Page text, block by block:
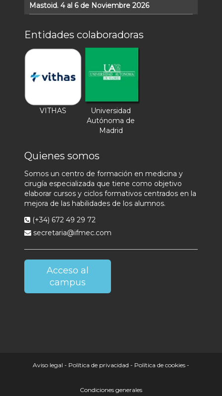
Mastoid. 4 al 6 de Noviembre 2026
Entidades colaboradoras
VITHAS
Universidad
Autónoma de
Madrid
Quienes somos
Somos un centro de formación en medicina y
cirugía especializada que tiene como objetivo
elaborar cursos y ciclos formativos centrados en la
mejora de las habilidades de los alumnos.
(+34) 672 49 29 72
secretaria@ifmec.com
Acceso al
campus
Aviso legal - Política de privacidad - Política de cookies-
Condiciones generales